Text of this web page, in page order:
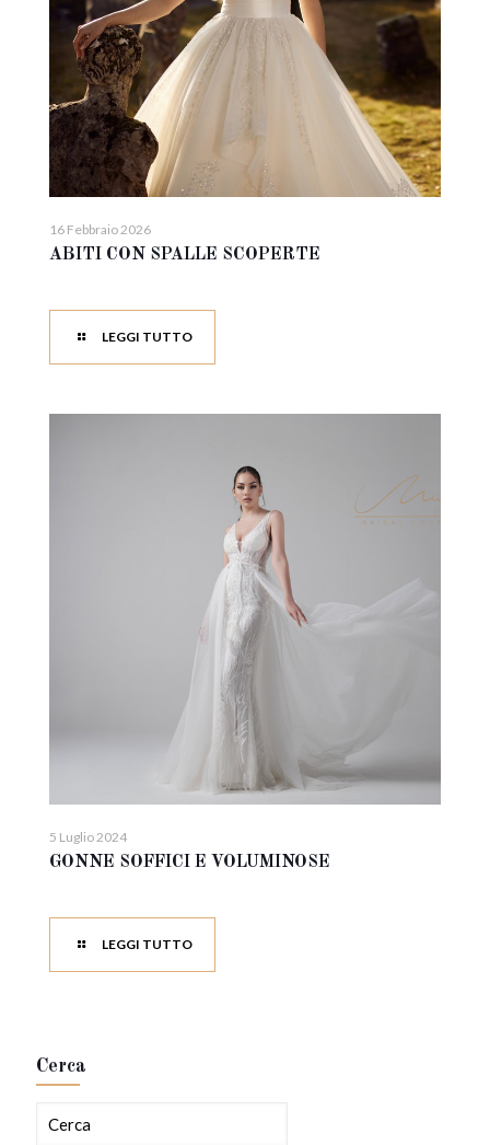
16 Febbraio 2026
ABITI CON SPALLE SCOPERTE
LEGGI TUTTO
5 Luglio 2024
GONNE SOFFICI E VOLUMINOSE
LEGGI TUTTO
Cerca